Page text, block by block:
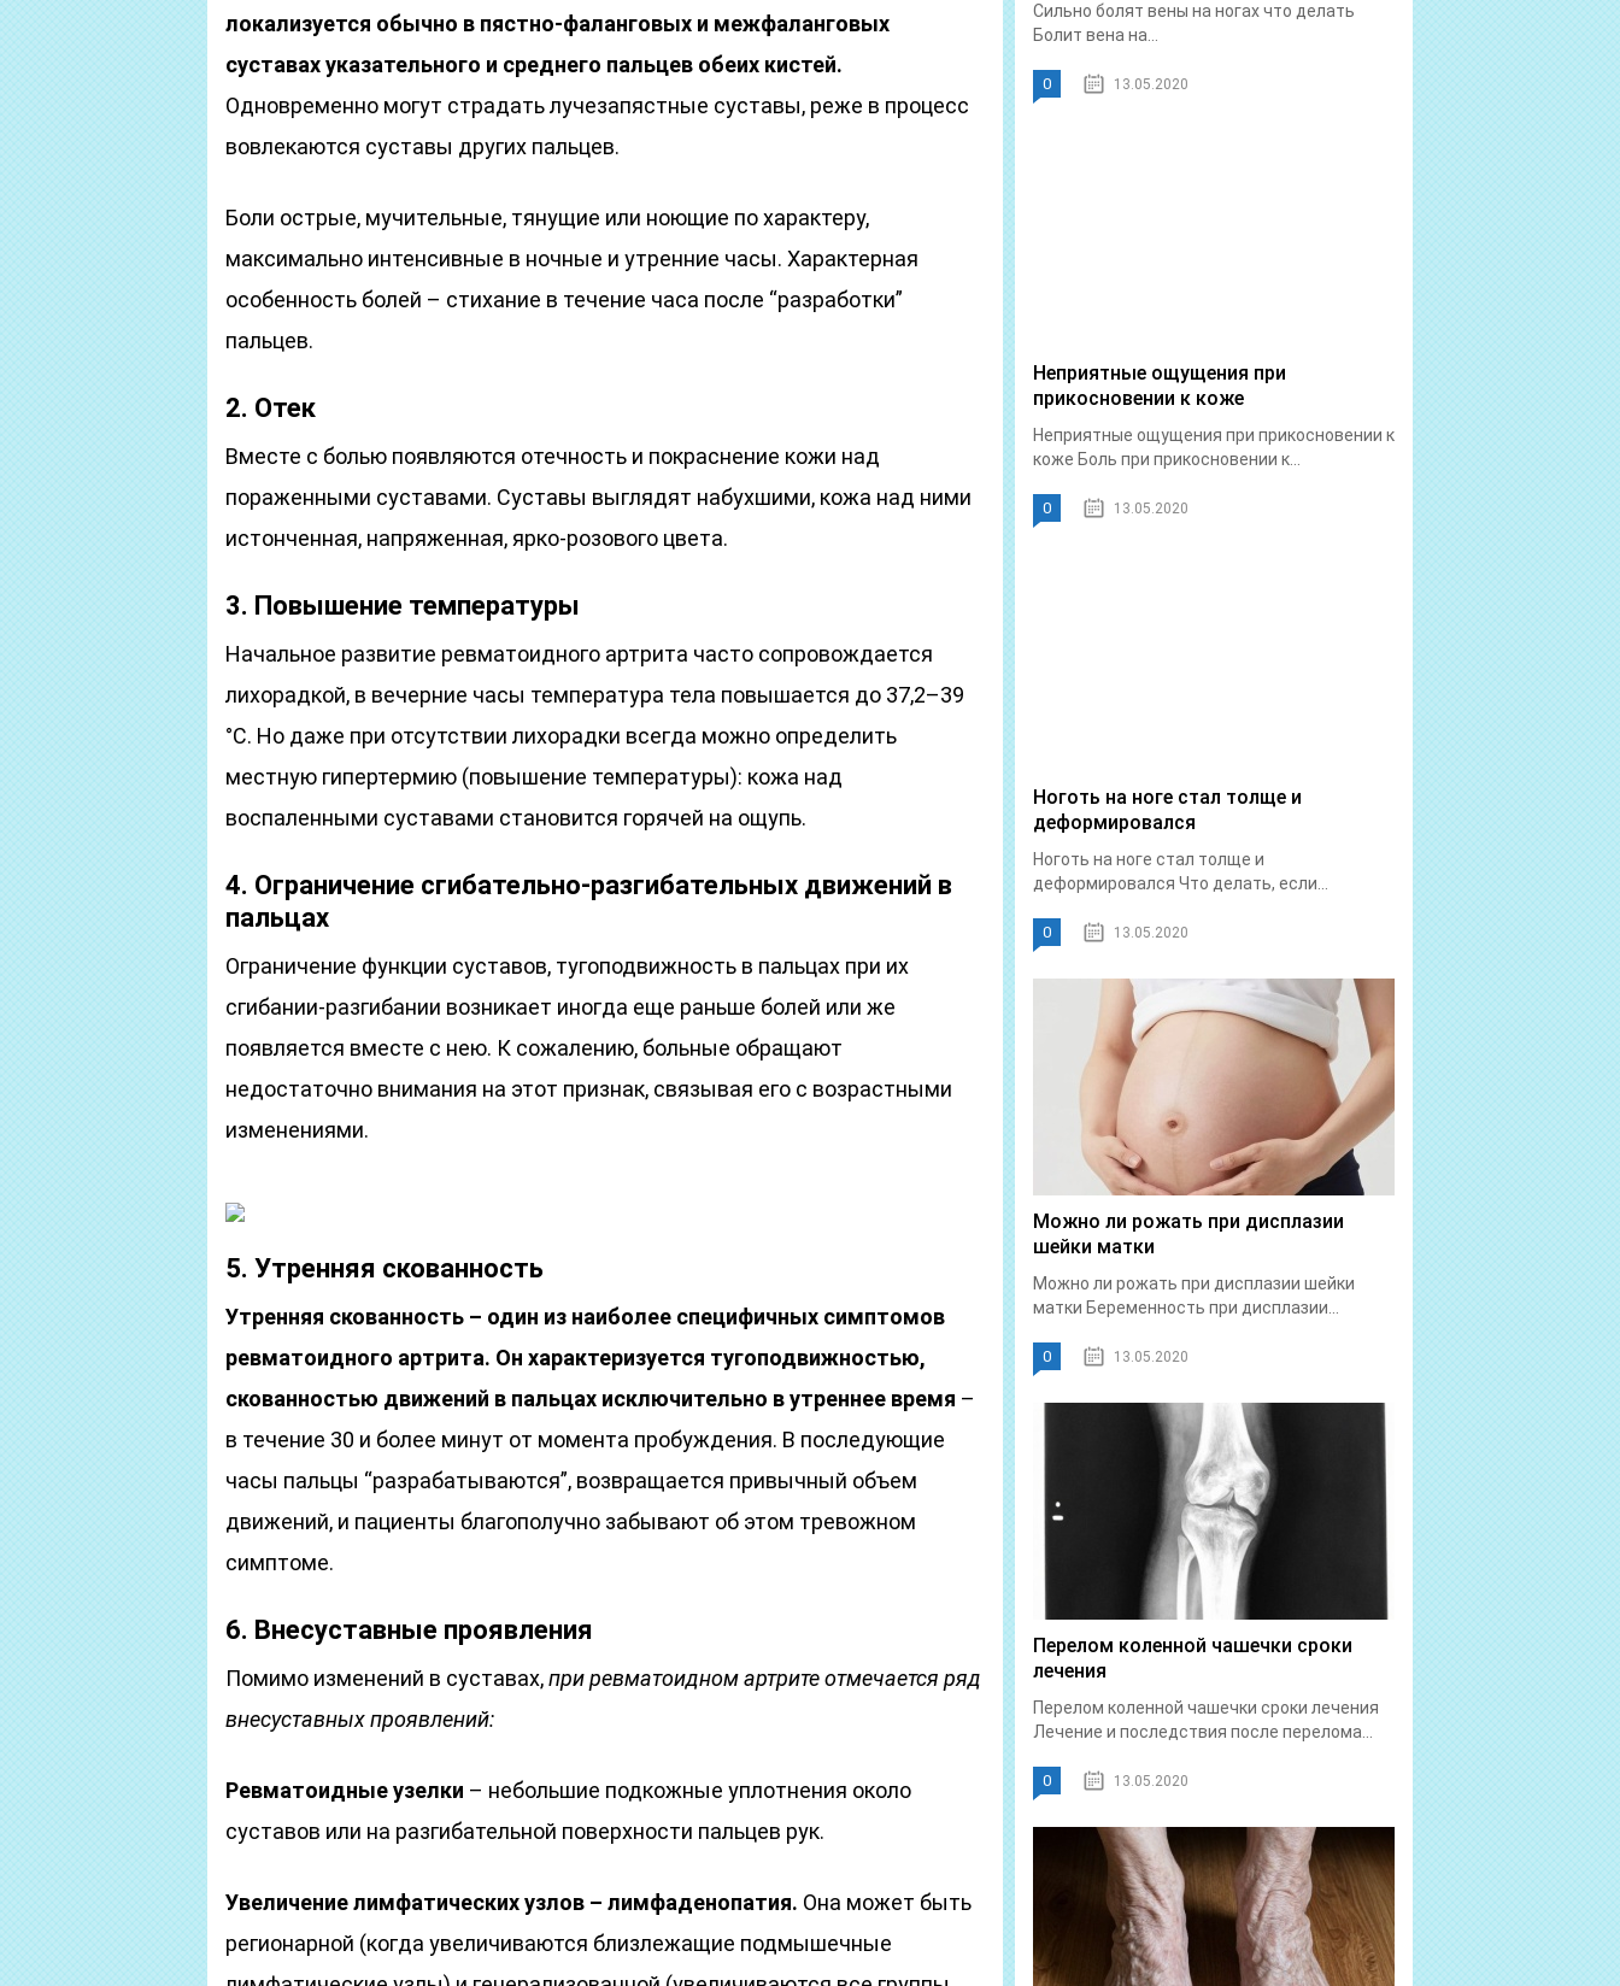
локализуется обычно в пястно-фаланговых и межфаланговых
суставах указательного и среднего пальцев обеих кистей.
Одновременно могут страдать лучезапястные суставы, реже в процесс
вовлекаются суставы других пальцев.
Боли острые, мучительные, тянущие или ноющие по характеру,
максимально интенсивные в ночные и утренние часы. Характерная
особенность болей – стихание в течение часа после “разработки”
пальцев.
2. Отек
Вместе с болью появляются отечность и покраснение кожи над
пораженными суставами. Суставы выглядят набухшими, кожа над ними
истонченная, напряженная, ярко-розового цвета.
3. Повышение температуры
Начальное развитие ревматоидного артрита часто сопровождается
лихорадкой, в вечерние часы температура тела повышается до 37,2–39
°C. Но даже при отсутствии лихорадки всегда можно определить
местную гипертермию (повышение температуры): кожа над
воспаленными суставами становится горячей на ощупь.
4. Ограничение сгибательно-разгибательных движений в
пальцах
Ограничение функции суставов, тугоподвижность в пальцах при их
сгибании-разгибании возникает иногда еще раньше болей или же
появляется вместе с нею. К сожалению, больные обращают
недостаточно внимания на этот признак, связывая его с возрастными
изменениями.
5. Утренняя скованность
Утренняя скованность – один из наиболее специфичных симптомов
ревматоидного артрита. Он характеризуется тугоподвижностью,
скованностью движений в пальцах исключительно в утреннее время –
в течение 30 и более минут от момента пробуждения. В последующие
часы пальцы “разрабатываются”, возвращается привычный объем
движений, и пациенты благополучно забывают об этом тревожном
симптоме.
6. Внесуставные проявления
Помимо изменений в суставах,при ревматоидном артрите отмечается ряд
внесуставных проявлений:
Ревматоидные узелки – небольшие подкожные уплотнения около
суставов или на разгибательной поверхности пальцев рук.
Увеличение лимфатических узлов – лимфаденопатия. Она может быть
регионарной (когда увеличиваются близлежащие подмышечные
Сильно болят вены на ногах что делать
Болит вена на...
0 13.05.2020
Неприятные ощущения при
прикосновении к коже
Неприятные ощущения при прикосновении к
коже Боль при прикосновении к...
0 13.05.2020
Ноготь на ноге стал толще и
деформировался
Ноготь на ноге стал толще и
деформировался Что делать, если...
0 13.05.2020
Можно ли рожать при дисплазии
шейки матки
Можно ли рожать при дисплазии шейки
матки Беременность при дисплазии...
0 13.05.2020
Перелом коленной чашечки сроки
лечения
Перелом коленной чашечки сроки лечения
Лечение и последствия после перелома...
0 13.05.2020